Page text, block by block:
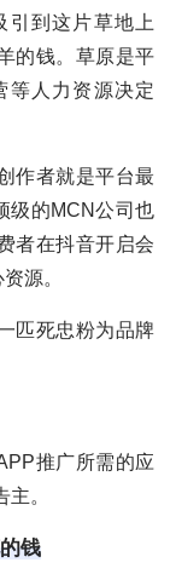
引到这片草地上
的钱。草原是平
等人力资源决定
作者就是平台最
级的MCN公司也
者在抖音开启会
源。
匹死忠粉为品牌
推广所需的应
。
钱